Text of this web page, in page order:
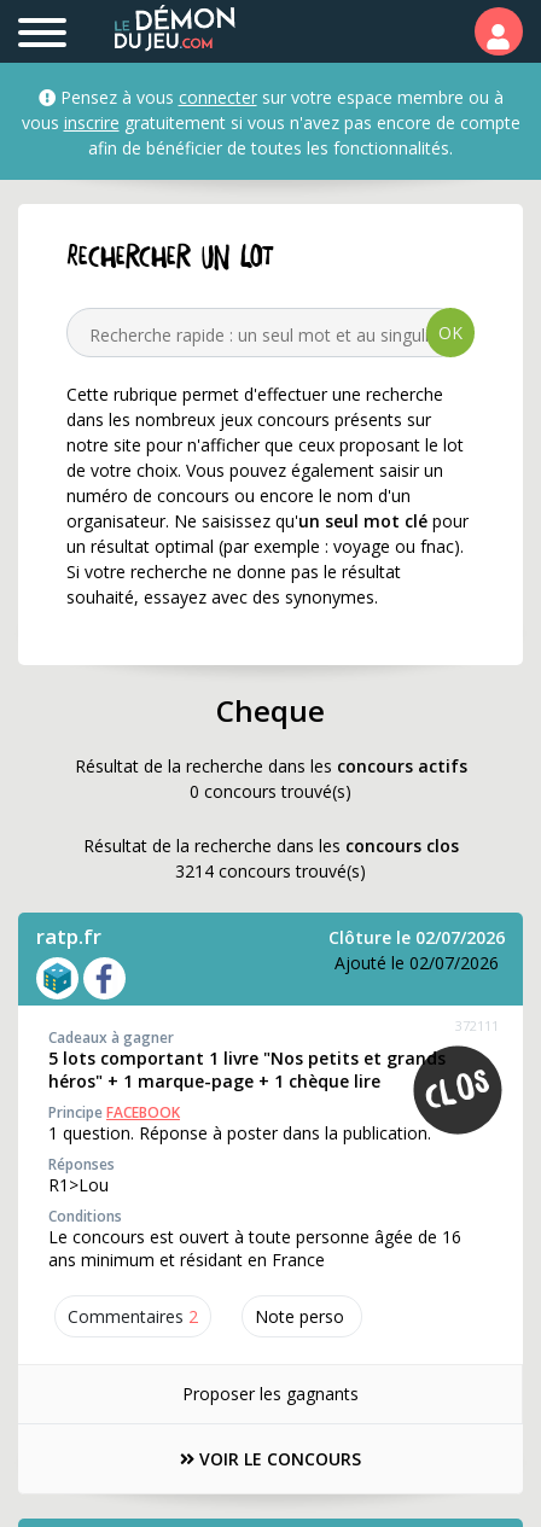
CHEQUE à GAGNER
Pensez à vous connectersur votre espace membre ou à
vous inscrire gratuitement si vous n'avez pas encore de compte
afin de bénéficier de toutes les fonctionnalités.
Rechercher un lot
OK
Cette rubrique permet d'effectuer une recherche
dans les nombreux jeux concours présents sur
notre site pour n'afficher que ceux proposant le lot
de votre choix. Vous pouvez également saisir un
numéro de concours ou encore le nom d'un
organisateur. Ne saisissez qu'un seul mot clé pour
un résultat optimal (par exemple : voyage ou fnac).
Si votre recherche ne donne pas le résultat
souhaité, essayez avec des synonymes.
Cheque
Résultat de la recherche dans les concours actifs
0 concours trouvé(s)
Résultat de la recherche dans les concours clos
3214 concours trouvé(s)
ratp.fr
Clôture le 02/07/2026
Ajouté le 02/07/2026
Commentaires 2 Note perso
372111
Cadeaux à gagner
5 lots comportant 1 livre "Nos petits et grands
héros" + 1 marque-page + 1 chèque lire
PrincipeFACEBOOK
1 question. Réponse à poster dans la publication.
Réponses
R1>Lou
Conditions
Le concours est ouvert à toute personne âgée de 16
ans minimum et résidant en France
Proposer les gagnants
VOIR LE CONCOURS